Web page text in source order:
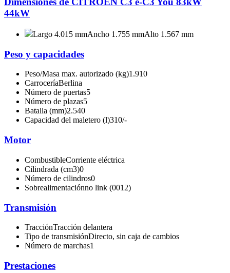
44kW
Largo 4.015 mmAncho 1.755 mmAlto 1.567 mm
Peso y capacidades
Peso/Masa max. autorizado (kg)1.910
CarroceríaBerlina
Número de puertas5
Número de plazas5
Batalla (mm)2.540
Capacidad del maletero (l)310/-
Motor
CombustibleCorriente eléctrica
Cilindrada (cm3)0
Número de cilindros0
Sobrealimentaciónno link (0012)
Transmisión
TracciónTracción delantera
Tipo de transmisiónDirecto, sin caja de cambios
Número de marchas1
Prestaciones